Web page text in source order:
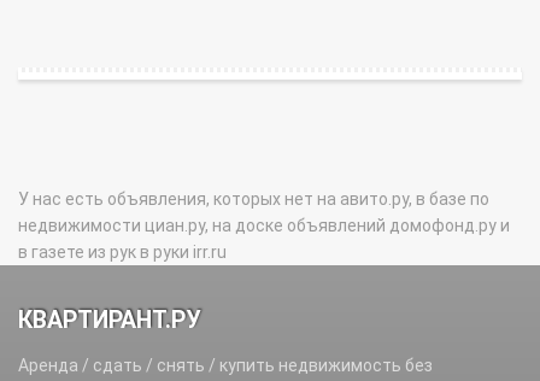
У нас есть объявления, которых нет на авито.ру, в базе по
недвижимости циан.ру, на доске объявлений домофонд.ру и
в газете из рук в руки irr.ru
КВАРТИРАНТ.РУ
Аренда / сдать / снять / купить недвижимость без